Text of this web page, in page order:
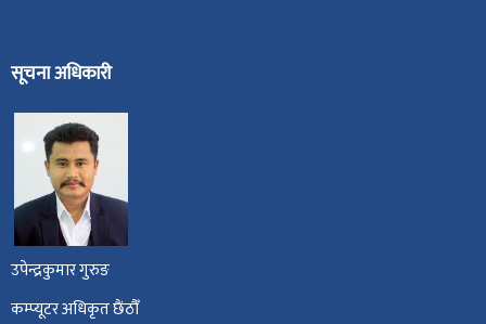
सूचना अधिकारी
उपेन्द्रकुमार गुरुङ
कम्प्यूटर अधिकृत छैंठौँ